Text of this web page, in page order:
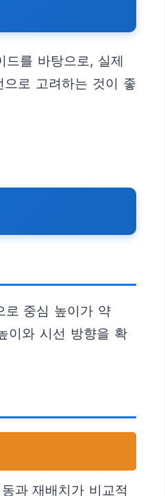
를 바탕으로, 실제
로 고려하는 것이 좋
로 중심 높이가 약
이와 시선 방향을 확
과 재배치가 비교적